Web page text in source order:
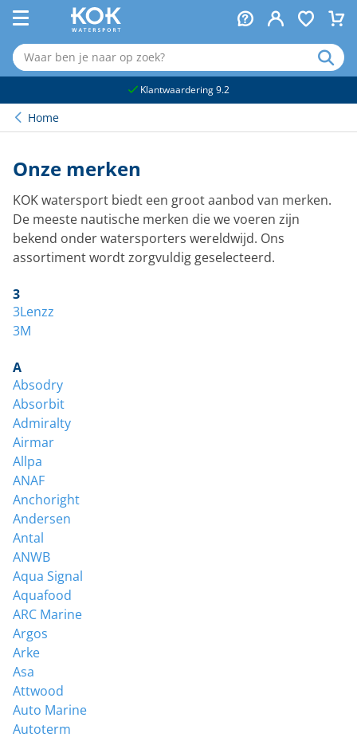
Klantwaardering 9.2
Home
Onze merken
KOK watersport biedt een groot aanbod van merken.
De meeste nautische merken die we voeren zijn
bekend onder watersporters wereldwijd. Ons
assortiment wordt zorgvuldig geselecteerd.
3
3Lenzz
3M
A
Absodry
Absorbit
Admiralty
Airmar
Allpa
ANAF
Anchoright
Andersen
Antal
ANWB
Aqua Signal
Aquafood
ARC Marine
Argos
Arke
Asa
Attwood
Auto Marine
Autoterm